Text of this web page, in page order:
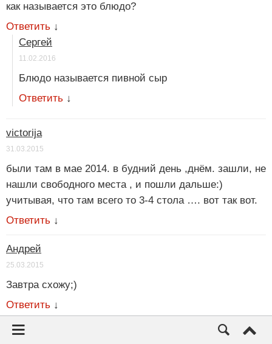
как называется это блюдо?
Ответить ↓
Сергей
11.02.2016
Блюдо называется пивной сыр
Ответить ↓
victorija
31.03.2015
были там в мае 2014. в будний день ,днём. зашли, не
нашли свободного места , и пошли дальше:)
учитывая, что там всего то 3-4 стола …. вот так вот.
Ответить ↓
Андрей
25.03.2015
Завтра схожу;)
Ответить ↓
Денис